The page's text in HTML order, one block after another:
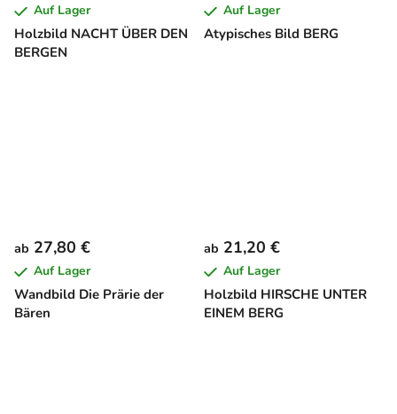
Holzbild NACHT ÜBER DEN
BERGEN
Auf Lager
Atypisches Bild BERG
Auf Lager
Wandbild Die Prärie der
Bären
ab 27,80 €
Auf Lager
Holzbild HIRSCHE UNTER
EINEM BERG
ab 21,20 €
Auf Lager